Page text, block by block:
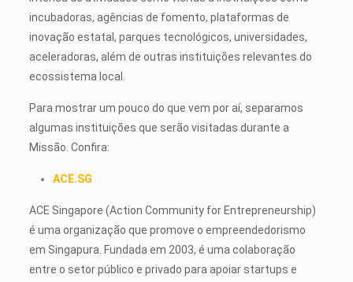
incubadoras, agências de fomento, plataformas de
inovação estatal, parques tecnológicos, universidades,
aceleradoras, além de outras instituições relevantes do
ecossistema local.
Para mostrar um pouco do que vem por aí, separamos
algumas instituições que serão visitadas durante a
Missão. Confira:
ACE.SG
ACE Singapore (Action Community for Entrepreneurship)
é uma organização que promove o empreendedorismo
em Singapura. Fundada em 2003, é uma colaboração
entre o setor público e privado para apoiar startups e